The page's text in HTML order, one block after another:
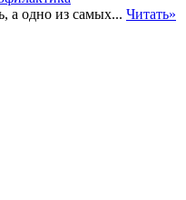
а одно из самых... Читать»